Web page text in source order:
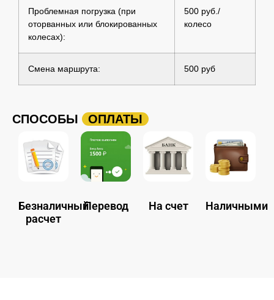
Проблемная погрузка (при
оторванных или блокированных
колесах):
500 руб./
колесо
Смена маршрута: 500 руб
СПОСОБЫ ОПЛАТЫ
Безналичный
расчет
Перевод На счет Наличными